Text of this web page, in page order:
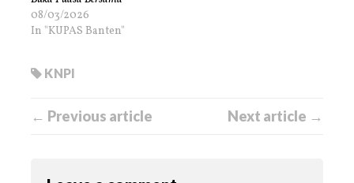
08/03/2026
In "KUPAS Banten"
KNPI
← Previous article Next article →